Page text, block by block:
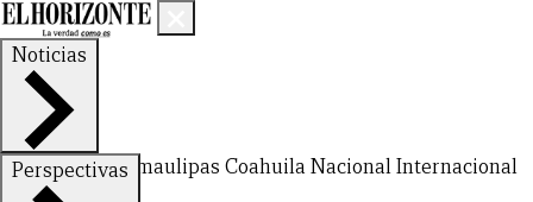
Noticias
Nuevo LeónTamaulipas Coahuila NacionalInternacional
Perspectivas